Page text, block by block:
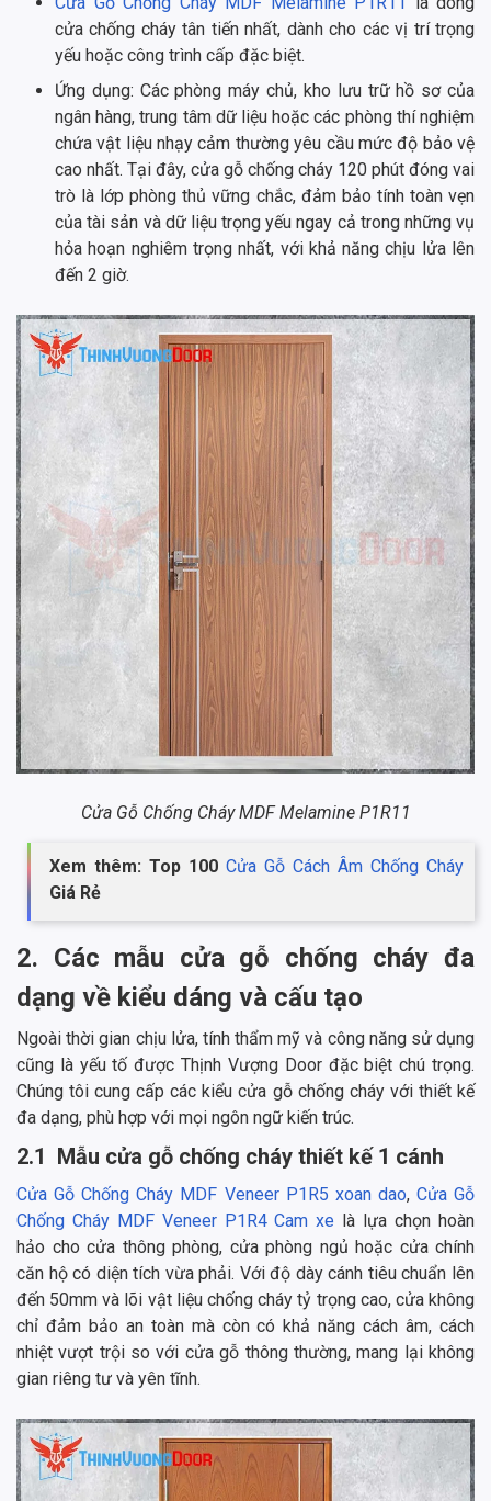
cửa chống cháy tân tiến nhất, dành cho các vị trí trọng
yếu hoặc công trình cấp đặc biệt.
Ứng dụng: Các phòng máy chủ, kho lưu trữ hồ sơ của
ngân hàng, trung tâm dữ liệu hoặc các phòng thí nghiệm
chứa vật liệu nhạy cảm thường yêu cầu mức độ bảo vệ
cao nhất. Tại đây, cửa gỗ chống cháy 120 phút đóng vai
trò là lớp phòng thủ vững chắc, đảm bảo tính toàn vẹn
của tài sản và dữ liệu trọng yếu ngay cả trong những vụ
hỏa hoạn nghiêm trọng nhất, với khả năng chịu lửa lên
đến 2 giờ.
Cửa Gỗ Chống Cháy MDF Melamine P1R11
Xem thêm: Top 100 Cửa Gỗ Cách Âm Chống Cháy
Giá Rẻ
2. Các mẫu cửa gỗ chống cháy đa
dạng về kiểu dáng và cấu tạo
Ngoài thời gian chịu lửa, tính thẩm mỹ và công năng sử dụng
cũng là yếu tố được Thịnh Vượng Door đặc biệt chú trọng.
Chúng tôi cung cấp các kiểu cửa gỗ chống cháy với thiết kế
đa dạng, phù hợp với mọi ngôn ngữ kiến trúc.
2.1 Mẫu cửa gỗ chống cháy thiết kế 1 cánh
Cửa Gỗ Chống Cháy MDF Veneer P1R5 xoan dao, Cửa Gỗ
Chống Cháy MDF Veneer P1R4 Cam xe là lựa chọn hoàn
hảo cho cửa thông phòng, cửa phòng ngủ hoặc cửa chính
căn hộ có diện tích vừa phải. Với độ dày cánh tiêu chuẩn lên
đến 50mm và lõi vật liệu chống cháy tỷ trọng cao, cửa không
chỉ đảm bảo an toàn mà còn có khả năng cách âm, cách
nhiệt vượt trội so với cửa gỗ thông thường, mang lại không
gian riêng tư và yên tĩnh.